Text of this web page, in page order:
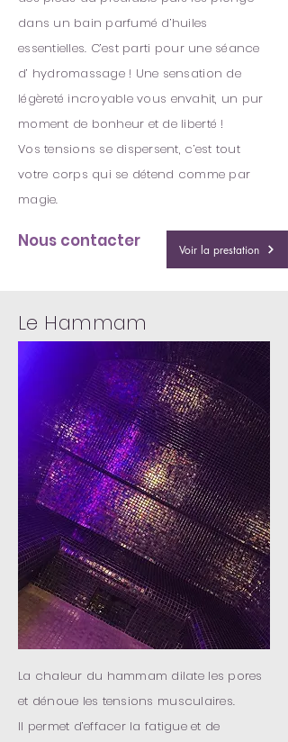
dans un bain parfumé d’huiles
essentielles. C’est parti pour une séance
d’ hydromassage ! Une sensation de
légèreté incroyable vous envahit, un pur
moment de bonheur et de liberté !
Vos tensions se dispersent, c’est tout
votre corps qui se détend comme par
magie.
Nous contacter Voir la prestation
Le Hammam
La chaleur du hammam dilate les pores
et dénoue les tensions musculaires.
Il permet d’effacer la fatigue et de